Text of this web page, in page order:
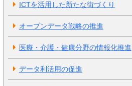
ICTを活用した新たな街づくり
オープンデータ戦略の推進
医療・介護・健康分野の情報化推進
データ利活用の促進